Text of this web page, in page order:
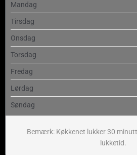
Mandag
Tirsdag
Onsdag
Torsdag
Fredag
Lørdag
Søndag
Bemærk: Køkkenet lukker 30
lukketid.